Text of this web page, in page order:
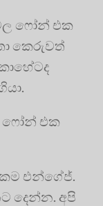
ෆෝන් එක
කෙරුවත්
ෆෝන් එක
එන්ගේජ්.
දෙන්න. අපි